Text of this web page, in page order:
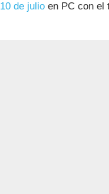
10 de julio en PC con el